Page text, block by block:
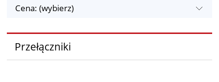
Cena: (wybierz)
Przełączniki